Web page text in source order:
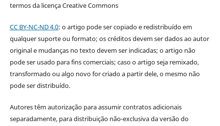
termos da licença Creative Commons
CC BY-NC-ND 4.0: o artigo pode ser copiado e redistribuído em
qualquer suporte ou formato; os créditos devem ser dados ao autor
original e mudanças no texto devem ser indicadas; o artigo não
pode ser usado para fins comerciais; caso o artigo seja remixado,
transformado ou algo novo for criado a partir dele, o mesmo não
pode ser distribuído.
Autores têm autorização para assumir contratos adicionais
separadamente, para distribuição não-exclusiva da versão do